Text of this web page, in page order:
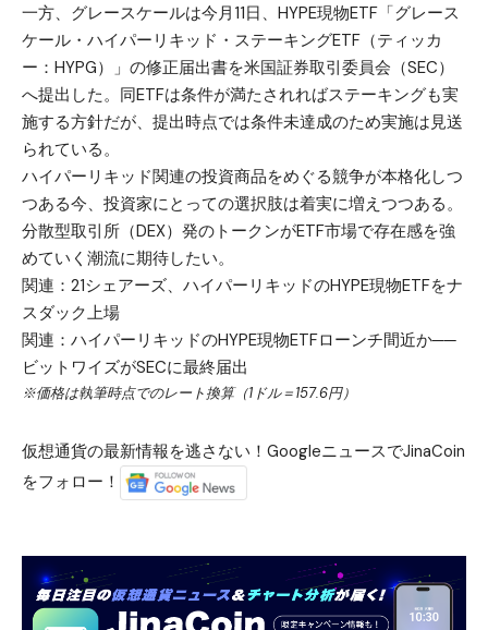
一方、グレースケールは今月11日、HYPE現物ETF「グレース
ケール・ハイパーリキッド・ステーキングETF（ティッカ
ー：HYPG）」の修正届出書を米国証券取引委員会（SEC）
へ提出した。同ETFは条件が満たされればステーキングも実
施する方針だが、提出時点では条件未達成のため実施は見送
られている。
ハイパーリキッド関連の投資商品をめぐる競争が本格化しつ
つある今、投資家にとっての選択肢は着実に増えつつある。
分散型取引所（DEX）発のトークンがETF市場で存在感を強
めていく潮流に期待したい。
関連： 21シェアーズ、ハイパーリキッドのHYPE現物ETFをナ
スダック上場
関連： ハイパーリキッドのHYPE現物ETFローンチ間近か──
ビットワイズがSECに最終届出
※価格は執筆時点でのレート換算（1ドル＝157.6円）
仮想通貨の最新情報を逃さない！GoogleニュースでJinaCoin
をフォロー！